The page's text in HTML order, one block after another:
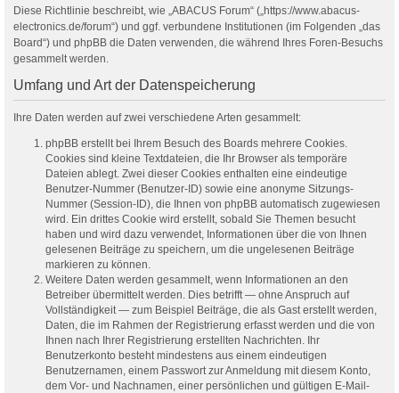
Diese Richtlinie beschreibt, wie „ABACUS Forum“ („https://www.abacus-
electronics.de/forum“) und ggf. verbundene Institutionen (im Folgenden „das
Board“) und phpBB die Daten verwenden, die während Ihres Foren-Besuchs
gesammelt werden.
Umfang und Art der Datenspeicherung
Ihre Daten werden auf zwei verschiedene Arten gesammelt:
phpBB erstellt bei Ihrem Besuch des Boards mehrere Cookies.
Cookies sind kleine Textdateien, die Ihr Browser als temporäre
Dateien ablegt. Zwei dieser Cookies enthalten eine eindeutige
Benutzer-Nummer (Benutzer-ID) sowie eine anonyme Sitzungs-
Nummer (Session-ID), die Ihnen von phpBB automatisch zugewiesen
wird. Ein drittes Cookie wird erstellt, sobald Sie Themen besucht
haben und wird dazu verwendet, Informationen über die von Ihnen
gelesenen Beiträge zu speichern, um die ungelesenen Beiträge
markieren zu können.
Weitere Daten werden gesammelt, wenn Informationen an den
Betreiber übermittelt werden. Dies betrifft — ohne Anspruch auf
Vollständigkeit — zum Beispiel Beiträge, die als Gast erstellt werden,
Daten, die im Rahmen der Registrierung erfasst werden und die von
Ihnen nach Ihrer Registrierung erstellten Nachrichten. Ihr
Benutzerkonto besteht mindestens aus einem eindeutigen
Benutzernamen, einem Passwort zur Anmeldung mit diesem Konto,
dem Vor- und Nachnamen, einer persönlichen und gültigen E-Mail-